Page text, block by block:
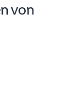
von